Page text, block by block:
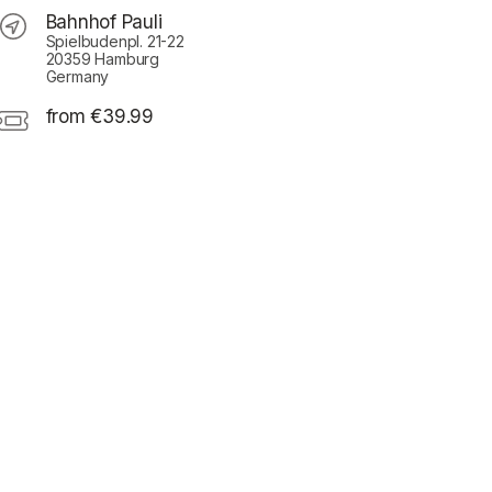
Bahnhof Pauli
Spielbudenpl. 21-22
20359 Hamburg
Germany
from €39.99